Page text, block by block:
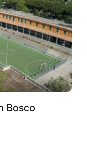
Bosco